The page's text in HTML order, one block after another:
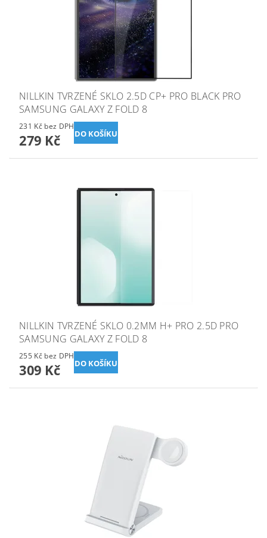
NILLKIN TVRZENÉ SKLO 2.5D CP+ PRO BLACK PRO
SAMSUNG GALAXY Z FOLD 8
231 Kč bez DPH
279 Kč
NILLKIN TVRZENÉ SKLO 0.2MM H+ PRO 2.5D PRO
SAMSUNG GALAXY Z FOLD 8
255 Kč bez DPH
309 Kč